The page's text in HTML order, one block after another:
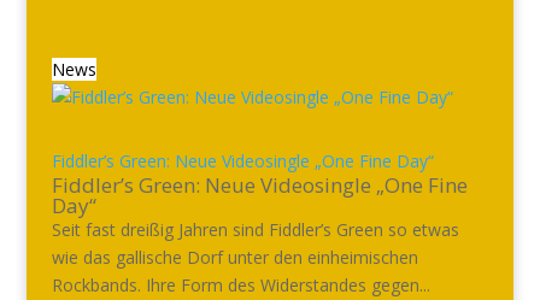
News
Fiddler’s Green: Neue Videosingle „One Fine Day“
Fiddler’s Green: Neue Videosingle „One Fine
Day“
Seit fast dreißig Jahren sind Fiddler’s Green so etwas
wie das gallische Dorf unter den einheimischen
Rockbands. Ihre Form des Widerstandes gegen...